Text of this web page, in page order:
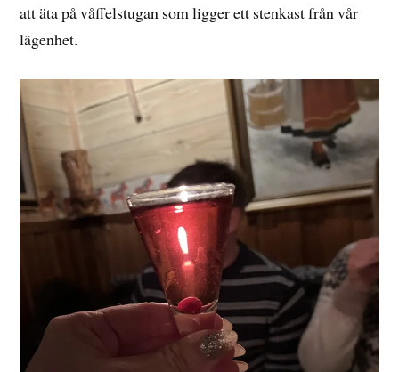
att äta på våffelstugan som ligger ett stenkast från vår
lägenhet.